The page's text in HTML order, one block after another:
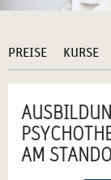
PREISE KURSE
AM